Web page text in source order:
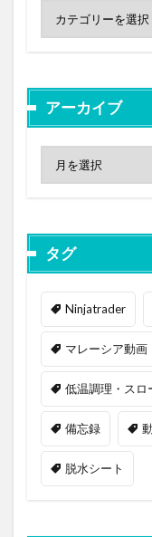
アーカイブ
タグ
Ninjatrader
マレーシア動画
低温調理・スロ
備忘録
脱水シート